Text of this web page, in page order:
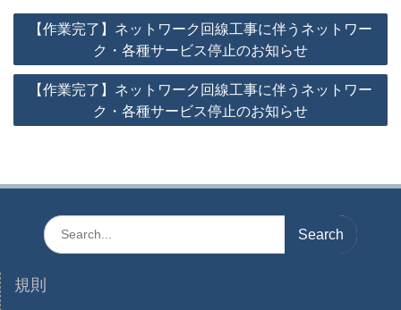
投
ナ
ゲ
【作業完了】ネットワーク回線工事に伴うネットワー
ク・各種サービス停止のお知らせ
【作業完了】ネットワーク回線工事に伴うネットワー
ク・各種サービス停止のお知らせ
Search
for:
規則